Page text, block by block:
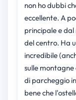
non ho dubbi
eccellente. A
principale e
del centro. Ha
incredibile
sulle
di parcheggio
bene che